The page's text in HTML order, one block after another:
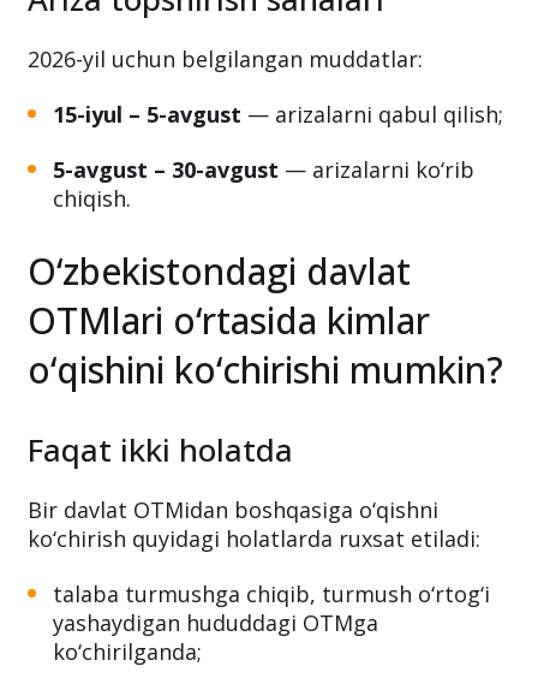
2026-yil uchun belgilangan muddatlar:
15-iyul – 5-avgust — arizalarni qabul qilish;
5-avgust – 30-avgust — arizalarni ko‘rib
chiqish.
O‘zbekistondagi davlat
OTMlari o‘rtasida kimlar
o‘qishini ko‘chirishi mumkin?
Faqat ikki holatda
Bir davlat OTMidan boshqasiga o‘qishni
ko‘chirish quyidagi holatlarda ruxsat etiladi:
talaba turmushga chiqib, turmush o‘rtog‘i
yashaydigan hududdagi OTMga
ko‘chirilganda;